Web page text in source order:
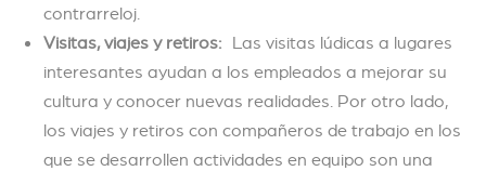
contrarreloj.
Visitas, viajes y retiros: Las visitas lúdicas a lugares
interesantes ayudan a los empleados a mejorar su
cultura y conocer nuevas realidades. Por otro lado,
los viajes y retiros con compañeros de trabajo en los
que se desarrollen actividades en equipo son una